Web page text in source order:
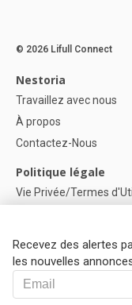
Recevez des alertes
les nouvelles
© 2026 Lifull Connect
Nestoria
Travaillez avec nous
À propos
Contactez-Nous
Politique légale
Vie Privée/Termes
Paramètres des
Aide